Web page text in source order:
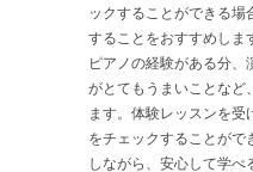
ックすることができる場
することをおすすめしま
ピアノの経験がある分
がとてもうまいことなど
ます。体験レッスンを受
をチェックすることがで
しながら、安心して学